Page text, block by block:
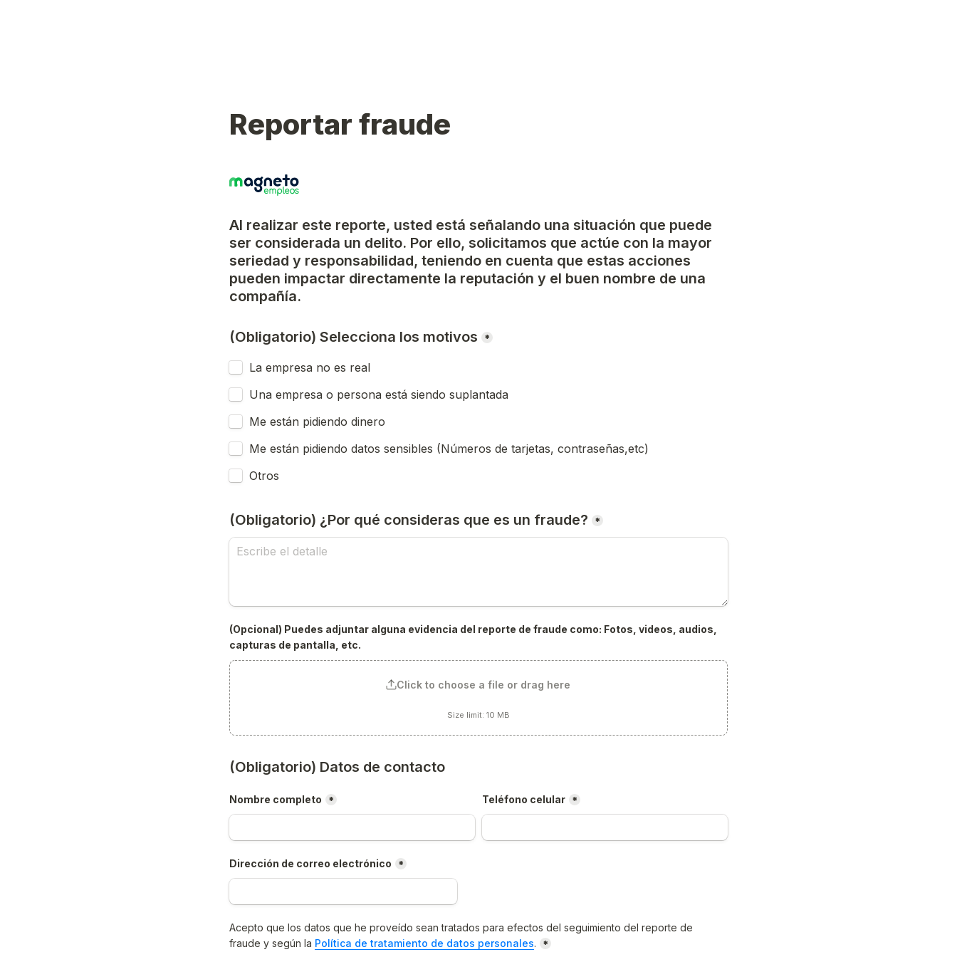
Reportar fraude
Al realizar este reporte, usted está señalando una situación que puede
ser considerada un delito. Por ello, solicitamos que actúe con la mayor
seriedad y responsabilidad, teniendo en cuenta que estas acciones
pueden impactar directamente la reputación y el buen nombre de una
compañía.
(Obligatorio) Selecciona los motivos *
La empresa no es real
Una empresa o persona está siendo suplantada
Me están pidiendo dinero
Me están pidiendo datos sensibles (Números de tarjetas, contraseñas,etc)
Otros
(Obligatorio) ¿Por qué consideras que es un fraude? *
(Opcional) Puedes adjuntar alguna evidencia del reporte de fraude como: Fotos, videos, audios,
capturas de pantalla, etc.
Click to choose a file or drag here
Size limit: 10 MB
(Obligatorio) Datos de contacto
Nombre completo * Teléfono celular *
Dirección de correo electrónico *
Acepto que los datos que he proveído sean tratados para efectos del seguimiento del reporte de
fraude y según la Política de tratamiento de datos personales. *